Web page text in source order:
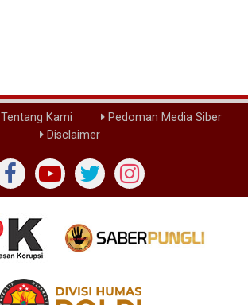
Tentang Kami
Pedoman Media Siber
Disclaimer